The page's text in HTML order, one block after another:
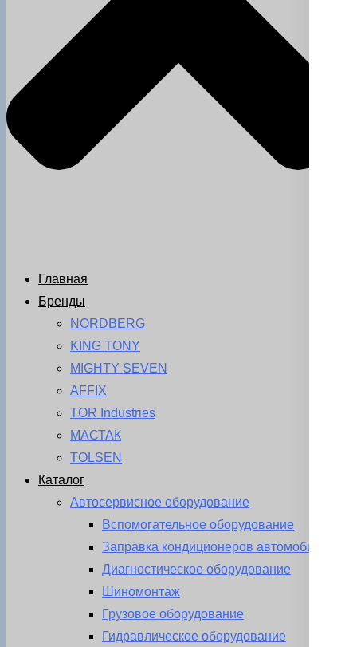
Главная
Бренды
NORDBERG
KING TONY
MIGHTY SEVEN
AFFIX
TOR Industries
МАСТАК
TOLSEN
Каталог
Автосервисное оборудование
Вспомогательное оборудование
Заправка кондиционеров автомобиля
Диагностическое оборудование
Шиномонтаж
Грузовое оборудование
Гидравлическое оборудование